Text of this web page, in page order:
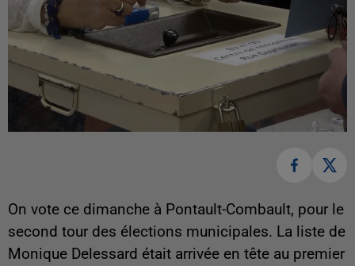
On vote ce dimanche à Pontault-Combault, pour le
second tour des élections municipales. La liste de
Monique Delessard était arrivée en tête au premier